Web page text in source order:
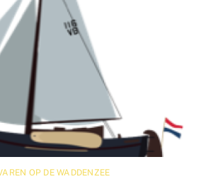
OP DE WADDENZEE